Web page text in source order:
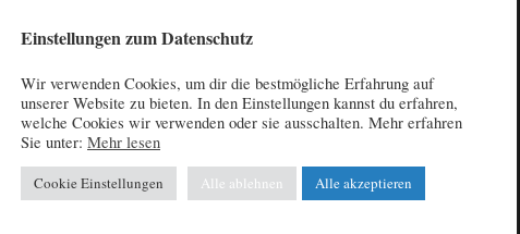
Einstellungen zum Datenschutz
Wir verwenden Cookies, um dir die bestmögliche Erfahrung auf
unserer Website zu bieten. In den Einstellungen kannst du erfahren,
welche Cookies wir verwenden oder sie ausschalten. Mehr erfahren
Sie unter: Mehr lesen
Cookie Einstellungen Alle ablehnen Alle akzeptieren